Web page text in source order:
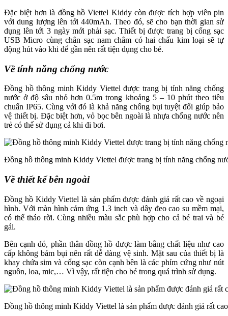
Đặc biệt hơn là đồng hồ Viettel Kiddy còn được tích hợp viên pin
với dung lượng lên tới 440mAh. Theo đó, sẽ cho bạn thời gian sử
dụng lên tới 3 ngày mới phải sạc. Thiết bị được trang bị cổng sạc
USB Micro cùng chân sạc nam châm có hai chấu kim loại sẽ tự
động hút vào khi để gần nên rất tiện dụng cho bé.
Về tính năng chống nước
Đồng hồ thông minh Kiddy Viettel được trang bị tính năng chống
nước ở độ sâu nhỏ hơn 0.5m trong khoảng 5 – 10 phút theo tiêu
chuẩn IP65. Cùng với đó là khả năng chống bụi tuyệt đối giúp bảo
vệ thiết bị. Đặc biệt hơn, vỏ bọc bên ngoài là nhựa chống nước nên
trẻ có thể sử dụng cả khi đi bơi.
Đồng hồ thông minh Kiddy Viettel được trang bị tính năng chống
Về thiết kế bên ngoài
Đồng hồ Kiddy Viettel là sản phẩm được đánh giá rất cao về ngoại
hình. Với màn hình cảm ứng 1.3 inch và dây đeo cao su mềm mại,
có thể tháo rời. Cùng nhiều màu sắc phù hợp cho cả bé trai và bé
gái.
Bên cạnh đó, phần thân đồng hồ được làm bằng chất liệu như cao
cấp không bám bụi nên rất dễ dàng vệ sinh. Mặt sau của thiết bị là
khay chứa sim và cổng sạc còn cạnh bên là các phím cứng như nút
nguồn, loa, mic,… Vì vậy, rất tiện cho bé trong quá trình sử dụng.
Đồng hồ thông minh Kiddy Viettel là sản phẩm được đánh giá rất